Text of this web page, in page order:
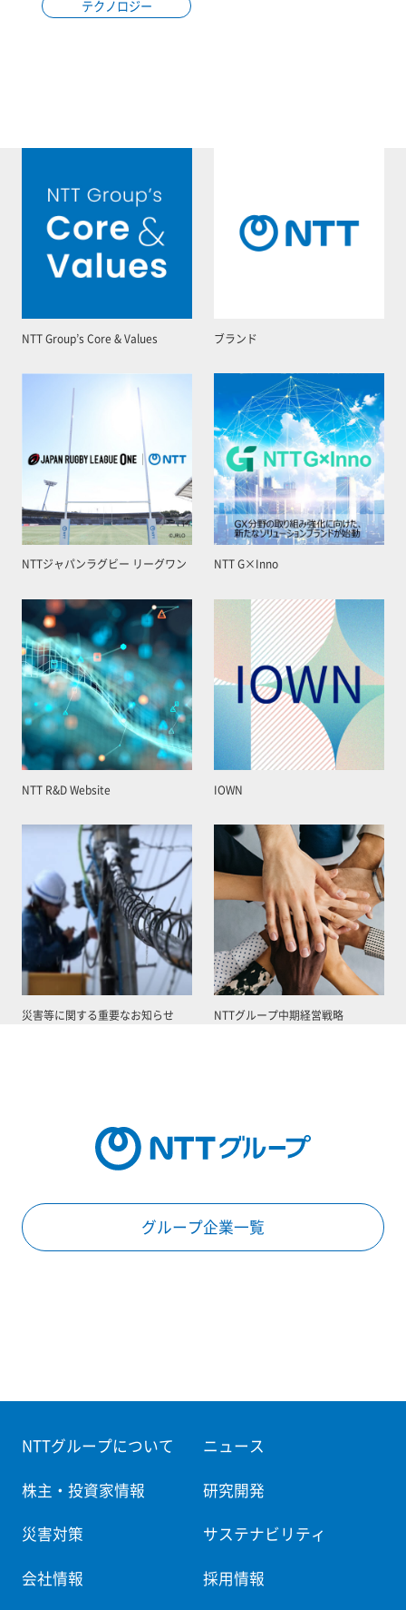
テクノロジー
NTT Group’s Core & Values ブランド
NTTジャパンラグビー リーグワン NTT G×Inno
NTT R&D Website IOWN
災害等に関する重要なお知らせ NTTグループ中期経営戦略
グループ企業一覧
NTTグループについて ニュース
株主・投資家情報 研究開発
災害対策 サステナビリティ
会社情報 採用情報